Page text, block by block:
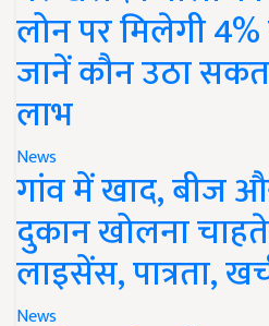
लोन पर मिलेगी 4%
जानें कौन उठा
लाभ
News
गांव में खाद, बीज
दुकान खोलना
लाइसेंस, पात्रता,
News